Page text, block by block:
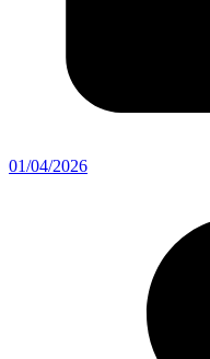
01/04/2026